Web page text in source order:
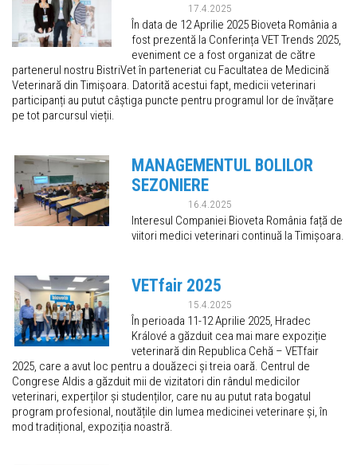
17.4.2025
În data de 12 Aprilie 2025 Bioveta România a
fost prezentă la Conferința VET Trends 2025,
eveniment ce a fost organizat de către
partenerul nostru BistriVet în parteneriat cu Facultatea de Medicină
Veterinară din Timișoara. Datorită acestui fapt, medicii veterinari
participanți au putut câștiga puncte pentru programul lor de învățare
pe tot parcursul vieții.
MANAGEMENTUL BOLILOR
SEZONIERE
16.4.2025
Interesul Companiei Bioveta România față de
viitori medici veterinari continuă la Timișoara.
VETfair 2025
15.4.2025
În perioada 11-12 Aprilie 2025, Hradec
Králové a găzduit cea mai mare expoziție
veterinară din Republica Cehă – VETfair
2025, care a avut loc pentru a douăzeci și treia oară. Centrul de
Congrese Aldis a găzduit mii de vizitatori din rândul medicilor
veterinari, experților și studenților, care nu au putut rata bogatul
program profesional, noutățile din lumea medicinei veterinare și, în
mod tradițional, expoziția noastră.